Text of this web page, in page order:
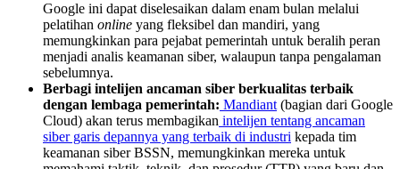
Google ini dapat diselesaikan dalam enam bulan melalui
pelatihan online yang fleksibel dan mandiri, yang
memungkinkan para pejabat pemerintah untuk beralih peran
menjadi analis keamanan siber, walaupun tanpa pengalaman
sebelumnya.
Berbagi intelijen ancaman siber berkualitas terbaik
dengan lembaga pemerintah: Mandiant(bagian dari Google
Cloud) akan terus membagikan intelijen tentang ancaman
siber garis depannya yang terbaik di industri kepada tim
keamanan siber BSSN, memungkinkan mereka untuk